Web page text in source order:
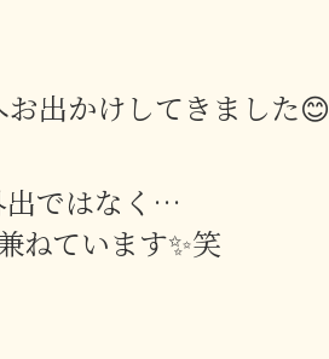
出かけしてきました😊
出ではなく…
ねています✨笑